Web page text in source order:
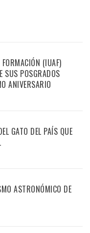
(IUAF)
SUS POSGRADOS
ANIVERSARIO
GATO DEL PAÍS QUE
ASTRONÓMICO DE